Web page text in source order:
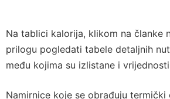
Na tablici kalorija, klikom na članke
prilogu pogledati tabele detaljnih
među kojima su izlistane i
Namirnice koje se obrađuju termički